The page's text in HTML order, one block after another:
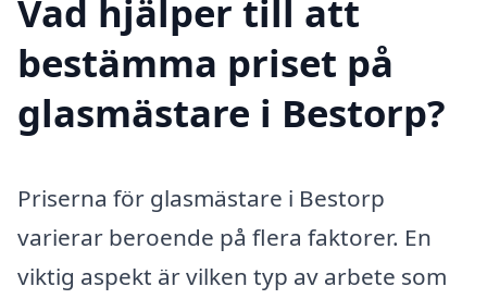
Vad hjälper till att
bestämma priset på
glasmästare i Bestorp?
Priserna för glasmästare i Bestorp
varierar beroende på flera faktorer. En
viktig aspekt är vilken typ av arbete som